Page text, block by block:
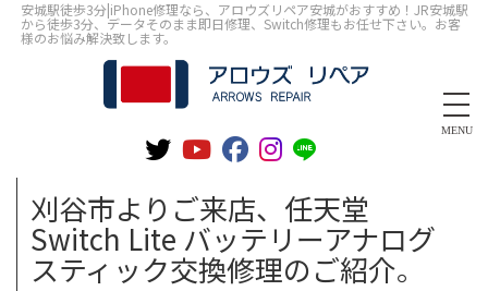
安城駅徒歩3分|iPhone修理なら、アロウズリペア安城がおすすめ！JR安城駅
から徒歩3分、データそのまま即日修理、Switch修理もお任せ下さい。お客
様のお悩み解決致します。
MENU
刈谷市よりご来店、任天堂
Switch Lite バッテリーアナログ
スティック交換修理のご紹介。